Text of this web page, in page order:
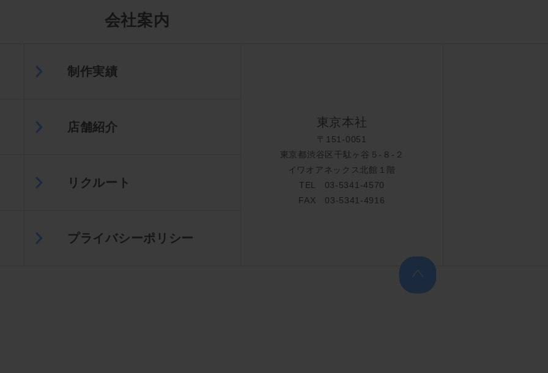
会社案内
制作実績
店舗紹介
リクルート
プライバシーポリシー
東京本社
〒151-0051
東京都渋谷区千駄ヶ谷５-８-２
イワオアネックス北館１階
TEL 03-5341-4570
FAX 03-5341-4916